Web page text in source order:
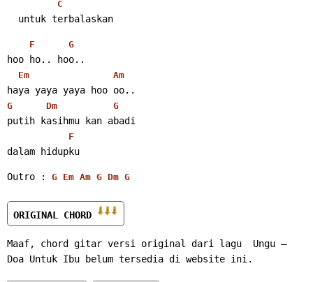
C
untuk terbalaskan
F G
hoo ho.. hoo..
Em Am
haya yaya yaya hoo oo..
G Dm G
putih kasihmu kan abadi
F
dalam hidupku
Outro : G Em Am G Dm G
ORIGINAL CHORD
Maaf, chord gitar versi original dari lagu  Ungu –
Doa Untuk Ibu belum tersedia di website ini.